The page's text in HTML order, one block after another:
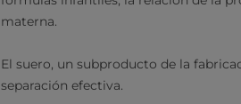
materna.
El suero, un subproducto de la
separación efectiva.